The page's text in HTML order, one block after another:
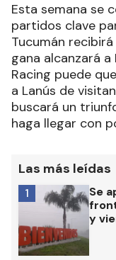
Esta semana se
partidos clave
Tucumán
gana alcanzará
Racing puede
a Lanús de
buscará un
haga llegar con
Las más leídas
Se
y
1